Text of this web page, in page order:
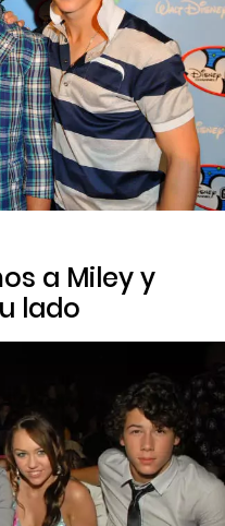
a Miley y
lado